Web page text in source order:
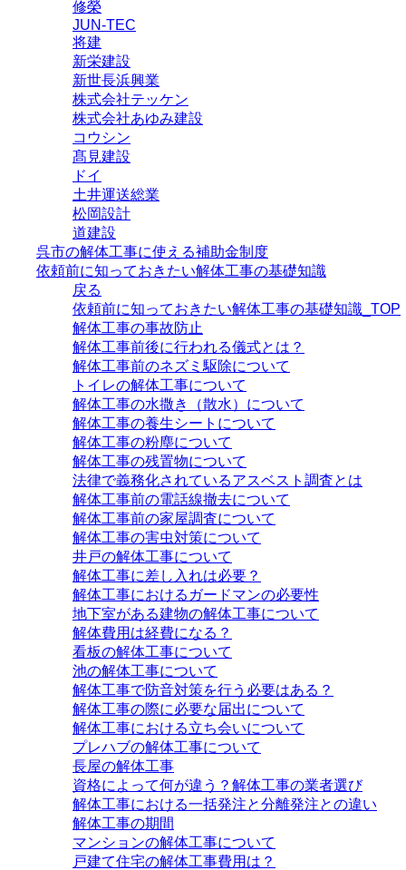
修榮
JUN-TEC
将建
新栄建設
新世長浜興業
株式会社テッケン
株式会社あゆみ建設
コウシン
髙見建設
ドイ
土井運送総業
松岡設計
道建設
呉市の解体工事に使える補助金制度
依頼前に知っておきたい解体工事の基礎知識
戻る
依頼前に知っておきたい解体工事の基礎知識_TOP
解体工事の事故防止
解体工事前後に行われる儀式とは？
解体工事前のネズミ駆除について
トイレの解体工事について
解体工事の水撒き（散水）について
解体工事の養生シートについて
解体工事の粉塵について
解体工事の残置物について
法律で義務化されているアスベスト調査とは
解体工事前の電話線撤去について
解体工事前の家屋調査について
解体工事の害虫対策について
井戸の解体工事について
解体工事に差し入れは必要？
解体工事におけるガードマンの必要性
地下室がある建物の解体工事について
解体費用は経費になる？
看板の解体工事について
池の解体工事について
解体工事で防音対策を行う必要はある？
解体工事の際に必要な届出について
解体工事における立ち会いについて
プレハブの解体工事について
長屋の解体工事
資格によって何が違う？解体工事の業者選び
解体工事における一括発注と分離発注との違い
解体工事の期間
マンションの解体工事について
戸建て住宅の解体工事費用は？